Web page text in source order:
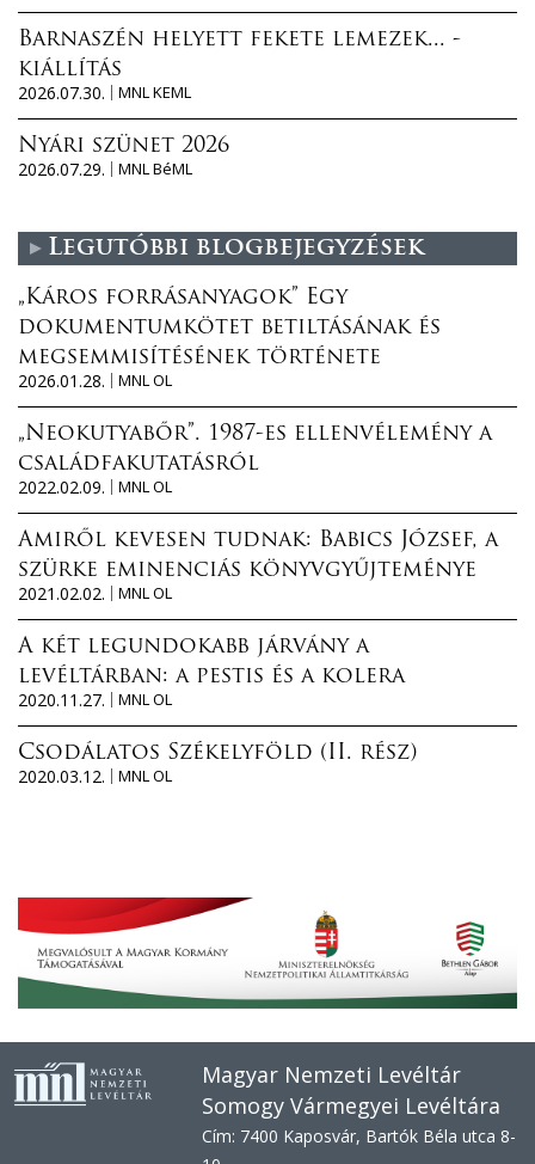
Barnaszén helyett fekete lemezek... -
kiállítás
2026.07.30.
MNL KEML
Nyári szünet 2026
2026.07.29.
MNL BéML
Legutóbbi blogbejegyzések
„Káros forrásanyagok” Egy
dokumentumkötet betiltásának és
megsemmisítésének története
2026.01.28.
MNL OL
„Neokutyabőr”. 1987-es ellenvélemény a
családfakutatásról
2022.02.09.
MNL OL
Amiről kevesen tudnak: Babics József, a
szürke eminenciás könyvgyűjteménye
2021.02.02.
MNL OL
A két legundokabb járvány a
levéltárban: a pestis és a kolera
2020.11.27.
MNL OL
Csodálatos Székelyföld (II. rész)
2020.03.12.
MNL OL
Magyar Nemzeti Levéltár
Somogy Vármegyei Levéltára
Cím: 7400 Kaposvár, Bartók Béla utca 8-